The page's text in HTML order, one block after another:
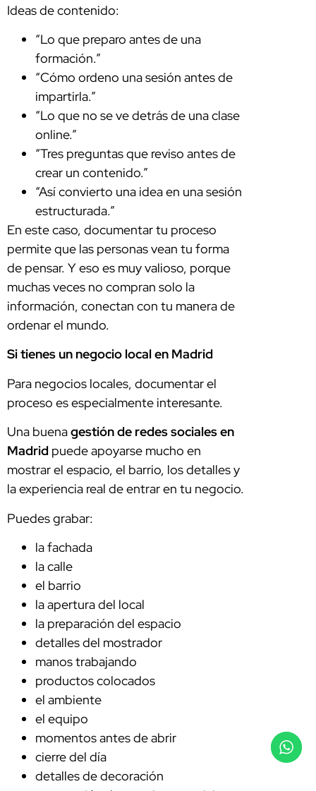
Ideas de contenido:
“Lo que preparo antes de una
formación.”
“Cómo ordeno una sesión antes de
impartirla.”
“Lo que no se ve detrás de una clase
online.”
“Tres preguntas que reviso antes de
crear un contenido.”
“Así convierto una idea en una sesión
estructurada.”
En este caso, documentar tu proceso
permite que las personas vean tu forma
de pensar. Y eso es muy valioso, porque
muchas veces no compran solo la
información, conectan con tu manera de
ordenar el mundo.
Si tienes un negocio local en Madrid
Para negocios locales, documentar el
proceso es especialmente interesante.
Una buenagestión de redes sociales en
Madrid puede apoyarse mucho en
mostrar el espacio, el barrio, los detalles y
la experiencia real de entrar en tu negocio.
Puedes grabar:
la fachada
la calle
el barrio
la apertura del local
la preparación del espacio
detalles del mostrador
manos trabajando
productos colocados
el ambiente
el equipo
momentos antes de abrir
cierre del día
detalles de decoración